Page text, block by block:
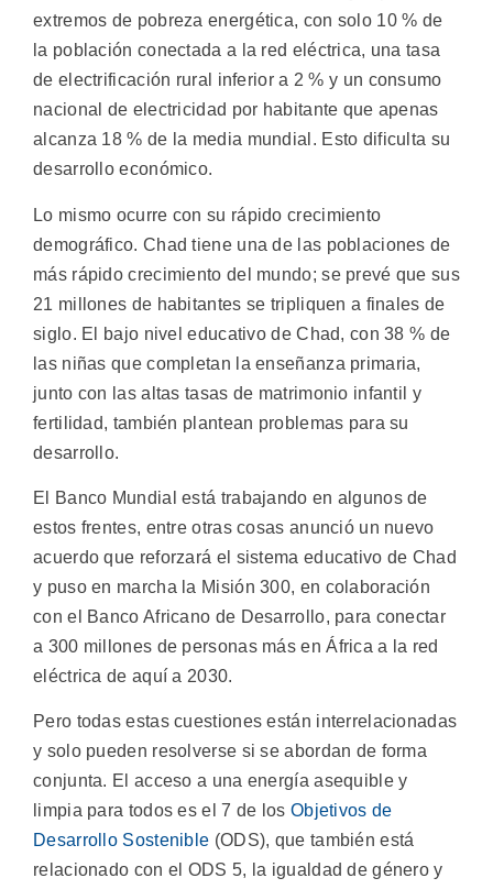
extremos de pobreza energética, con solo 10 % de
la población conectada a la red eléctrica, una tasa
de electrificación rural inferior a 2 % y un consumo
nacional de electricidad por habitante que apenas
alcanza 18 % de la media mundial. Esto dificulta su
desarrollo económico.
Lo mismo ocurre con su rápido crecimiento
demográfico. Chad tiene una de las poblaciones de
más rápido crecimiento del mundo; se prevé que sus
21 millones de habitantes se tripliquen a finales de
siglo. El bajo nivel educativo de Chad, con 38 % de
las niñas que completan la enseñanza primaria,
junto con las altas tasas de matrimonio infantil y
fertilidad, también plantean problemas para su
desarrollo.
El Banco Mundial está trabajando en algunos de
estos frentes, entre otras cosas anunció un nuevo
acuerdo que reforzará el sistema educativo de Chad
y puso en marcha la Misión 300, en colaboración
con el Banco Africano de Desarrollo, para conectar
a 300 millones de personas más en África a la red
eléctrica de aquí a 2030.
Pero todas estas cuestiones están interrelacionadas
y solo pueden resolverse si se abordan de forma
conjunta. El acceso a una energía asequible y
limpia para todos es el 7 de los Objetivos de
Desarrollo Sostenible (ODS), que también está
relacionado con el ODS 5, la igualdad de género y